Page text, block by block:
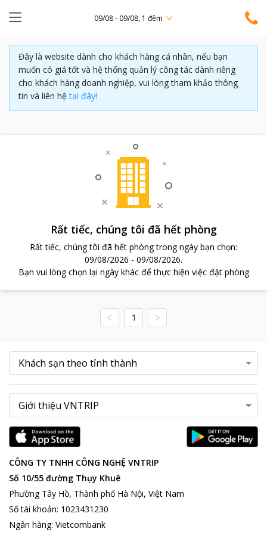
09/08 - 09/08, 1 đêm
Đây là website dành cho khách hàng cá nhân, nếu bạn
muốn có giá tốt và hệ thống quản lý công tác dành riêng
cho khách hàng doanh nghiệp, vui lòng tham khảo thông
tin và liên hệ tại đây!
Rất tiếc, chúng tôi đã hết phòng
Rất tiếc, chúng tôi đã hết phòng trong ngày bạn chọn:
09/08/2026 - 09/08/2026.
Bạn vui lòng chọn lại ngày khác để thực hiện việc đặt phòng
1
CÔNG TY TNHH CÔNG NGHỆ VNTRIP
Số 10/55 đường Thụy Khuê
Phường Tây Hồ, Thành phố Hà Nội, Việt Nam
Số tài khoản: 1023431230
Ngân hàng: Vietcombank